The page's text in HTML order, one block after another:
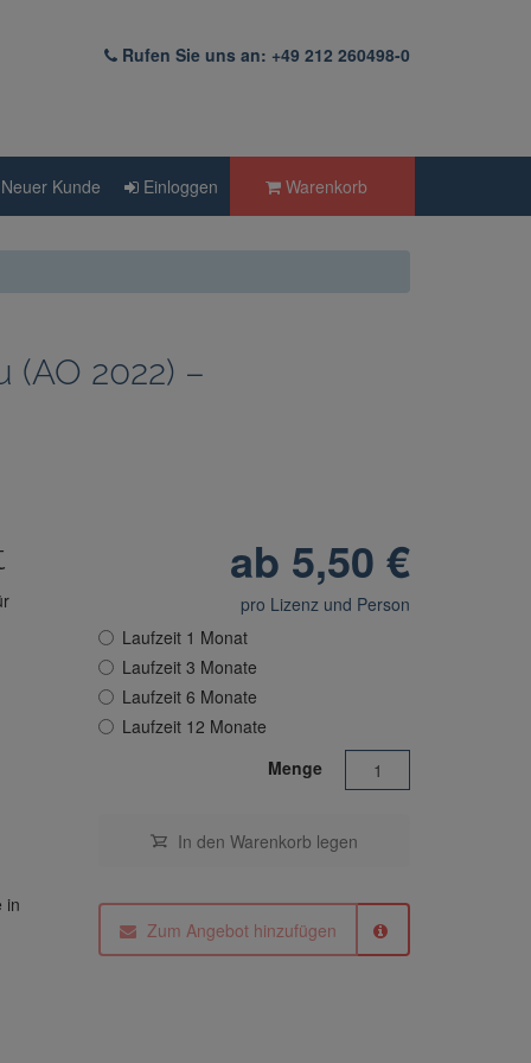
Rufen Sie uns an: +49 212 260498-0
Kunde Einloggen Warenkorb
2022) –
in
ab 5,50 €
pro Lizenz und Person
Laufzeit 1 Monat
Laufzeit 3 Monate
Laufzeit 6 Monate
Laufzeit 12 Monate
Menge
In den Warenkorb legen
Zum Angebot hinzufügen